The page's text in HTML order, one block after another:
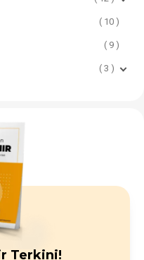
10
9
3
Terkini!